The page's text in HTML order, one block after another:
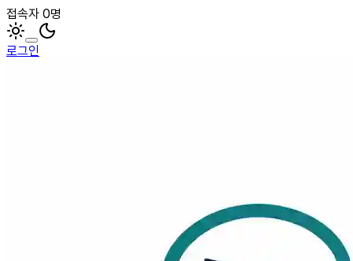
접속자 0명
로그인